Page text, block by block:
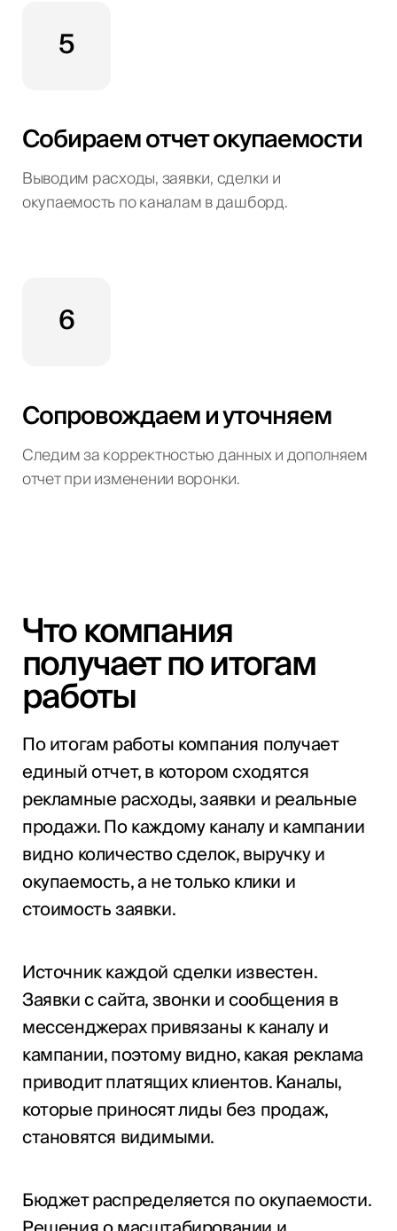
5
Собираем отчет окупаемости
Выводим расходы, заявки, сделки и
окупаемость по каналам в дашборд.
6
Сопровождаем и уточняем
Следим за корректностью данных и дополняем
отчет при изменении воронки.
Что компания
получает по итогам
работы
По итогам работы компания получает
единый отчет, в котором сходятся
рекламные расходы, заявки и реальные
продажи. По каждому каналу и кампании
видно количество сделок, выручку и
окупаемость, а не только клики и
стоимость заявки.
Источник каждой сделки известен.
Заявки с сайта, звонки и сообщения в
мессенджерах привязаны к каналу и
кампании, поэтому видно, какая реклама
приводит платящих клиентов. Каналы,
которые приносят лиды без продаж,
становятся видимыми.
Бюджет распределяется по окупаемости.